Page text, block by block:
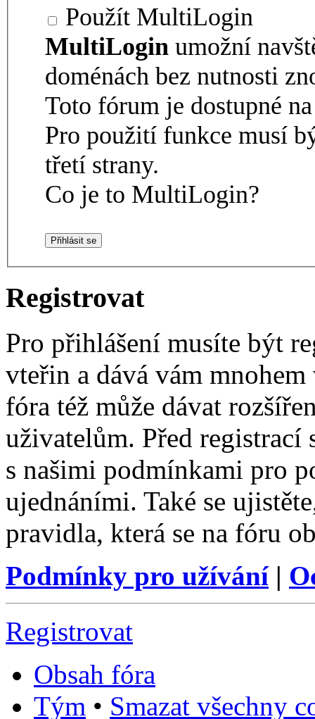
Použít MultiLogin
MultiLogin umožní
doménách bez nutnosti
Toto fórum je dostupné
Pro použití funkce musí
třetí strany.
Co je to MultiLogin?
Registrovat
Pro přihlášení musíte být
vteřin a dává vám
fóra též může dávat
uživatelům. Před registrací
s našimi podmínkami pro
ujednáními. Také se
pravidla, která se na fóru
Podmínky pro užívání|
Registrovat
Obsah fóra
Tým • Smazat všechny